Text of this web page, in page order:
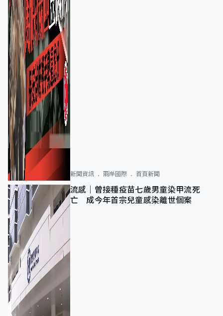
新聞資訊 兩岸國際 首頁新聞
流感｜曾接種疫苗七歲男童染甲流死
亡 成今年首宗兒童感染離世個案